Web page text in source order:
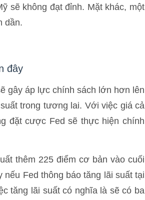
sẽ không đạt đỉnh. Mặt khác, một
dần.
đây
gây áp lực chính sách lớn hơn lên
trong tương lai. Với việc giá cả
đặt cược Fed sẽ thực hiện chính
thêm 225 điểm cơ bản vào cuối
nếu Fed thông báo tăng lãi suất tại
tăng lãi suất có nghĩa là sẽ có ba